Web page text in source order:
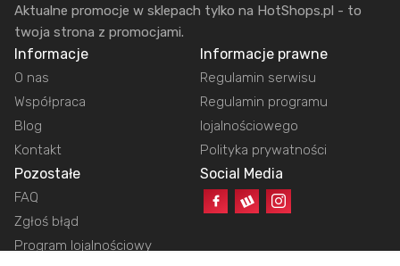
Aktualne promocje w sklepach tylko na HotShops.pl - to
twoja strona z promocjami.
Informacje
O nas
Współpraca
Blog
Kontakt
Informacje prawne
Regulamin serwisu
Regulamin programu
lojalnościowego
Polityka prywatności
Pozostałe
FAQ
Zgłoś błąd
Program lojalnościowy
Social Media